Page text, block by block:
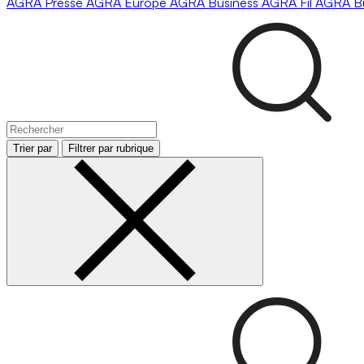
Trier par Filtrer par rubrique